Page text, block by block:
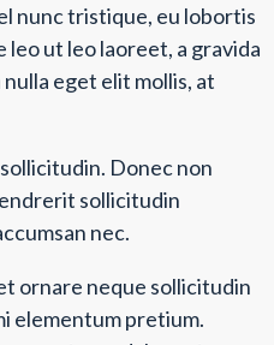
nunc tristique, eu lobortis
leo ut leo laoreet, a gravida
eget elit mollis, at
Donec non
sollicitudin
nec.
ornare neque sollicitudin
elementum pretium.